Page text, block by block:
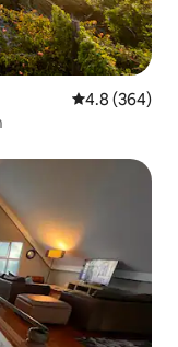
Penarafan
4.8 (364)